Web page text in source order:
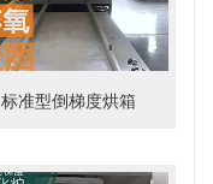
标准型倒梯度烘箱